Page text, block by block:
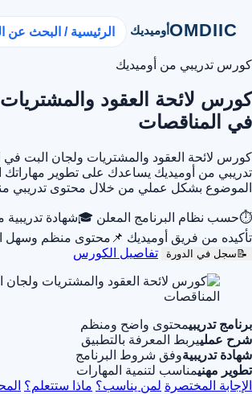
OMDIICأوميديك الرئيسية / البحث عن
كورس تدريبي من أوميديك
كورس لائحة العقود
في المناقصات
كورس لائحة العقود والمشتريات ولجان البت في
تدريبي من أوميديك يساعدك على تطوير مهاراتك
الموضوع بشكل عملي من خلال محتوى تدريبي
⏱حسب نظام البرنامج المعلن 🎓شهادة تدريبية
تأكيده من فريق أوميديك 📌 محتوى منظم وسهل
📝 سجل في الدورة تفاصيل الكورس
برنامج تدريبيمحتوى واضح ومنظم
شرح عملييربط المعرفة بالتطبيق
شهادة تدريبيةوفق شروط البرنامج
تطوير مهنيمناسب لتنمية المهارات
الإجابة المختصرة لمن يناسب؟ ماذا ستتعلم؟